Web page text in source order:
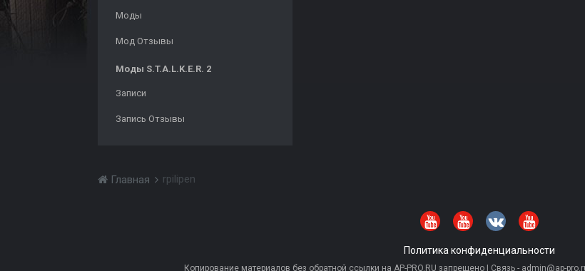
Моды
Мод Отзывы
Моды S.T.A.L.K.E.R. 2
Записи
Запись Отзывы
Главная rpilipen
Политика конфиденциальности
Копирование материалов без обратной ссылки на AP-PRO.RU запрещено | Связь - admin@ap-